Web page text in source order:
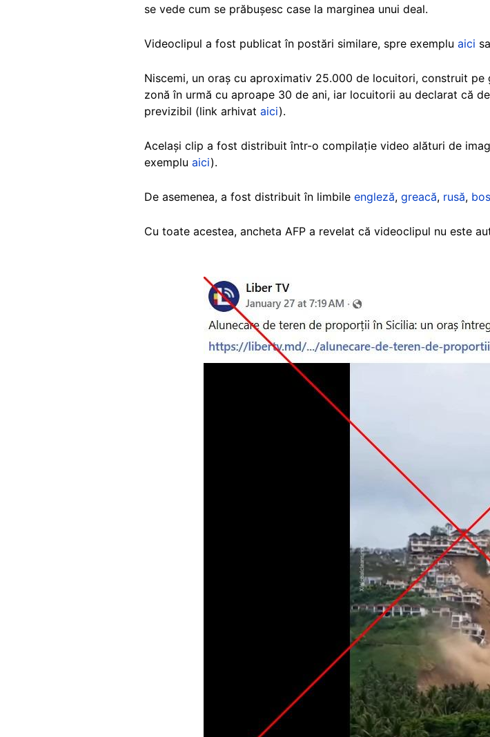
se vede cum se prăbușesc case la marginea unui deal.
Videoclipul a fost publicat în postări similare, spre exemplu aici
Niscemi, un oraș cu aproximativ 25.000 de locuitori, construit pe
zonă în urmă cu aproape 30 de ani, iar locuitorii au declarat că
previzibil (link arhivat aici).
Același clip a fost distribuit într-o compilație video alături de
exemplu aici).
De asemenea, a fost distribuit în limbile engleză, greacă, rusă,
Cu toate acestea, ancheta AFP a revelat că videoclipul nu este